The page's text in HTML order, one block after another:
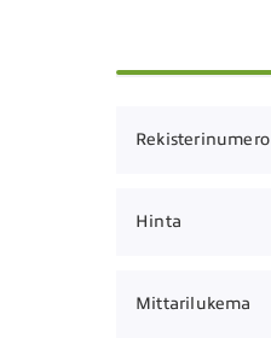
Rekisterinumero
Hinta
Mittarilukema